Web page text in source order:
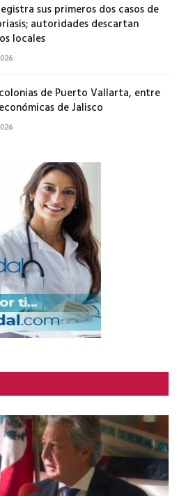
sus primeros dos casos de
autoridades descartan
locales
de Puerto Vallarta, entre
de Jalisco